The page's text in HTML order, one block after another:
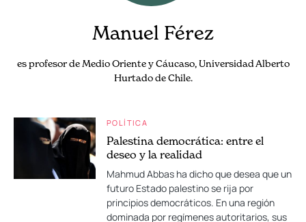
Manuel Férez
es profesor de Medio Oriente y Cáucaso, Universidad Alberto
Hurtado de Chile.
POLÍTICA
Palestina democrática: entre el
deseo y la realidad
Mahmud Abbas ha dicho que desea que un
futuro Estado palestino se rija por
principios democráticos. En una región
dominada por regímenes autoritarios, sus